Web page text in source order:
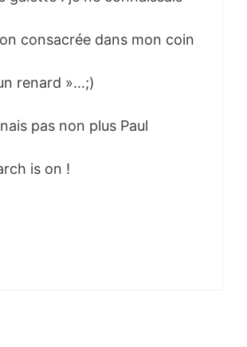
consacrée dans mon coin
renard »…;)
pas non plus Paul
is on !